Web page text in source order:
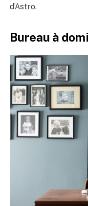
d’Astro.
Bureau à